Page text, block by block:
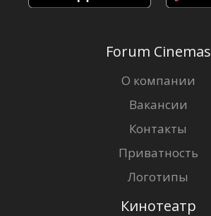
Forum Cinemas
О компании
Вакансии
Контакты
Приватность
Логотипы
Кинотеатр